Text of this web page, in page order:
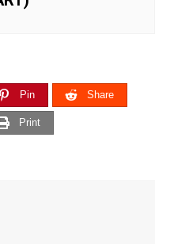
Pin Share
Print